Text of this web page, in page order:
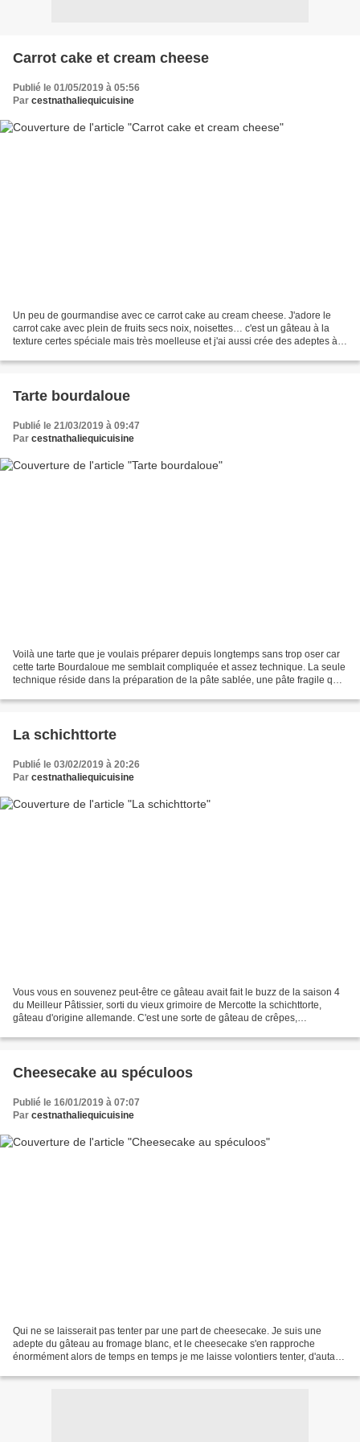
Carrot cake et cream cheese
Publié le 01/05/2019 à 05:56
Par cestnathaliequicuisine
Un peu de gourmandise avec ce carrot cake au cream cheese. J'adore le
carrot cake avec plein de fruits secs noix, noisettes… c'est un gâteau à la
texture certes spéciale mais très moelleuse et j'ai aussi crée des adeptes à
Tarte bourdaloue
Publié le 21/03/2019 à 09:47
Par cestnathaliequicuisine
Voilà une tarte que je voulais préparer depuis longtemps sans trop oser car
cette tarte Bourdaloue me semblait compliquée et assez technique. La seule
technique réside dans la préparation de la pâte sablée, une pâte fragile qui
La schichttorte
Publié le 03/02/2019 à 20:26
Par cestnathaliequicuisine
Vous vous en souvenez peut-être ce gâteau avait fait le buzz de la saison 4
du Meilleur Pâtissier, sorti du vieux grimoire de Mercotte la schichttorte,
gâteau d'origine allemande. C'est une sorte de gâteau de crêpes,
Cheesecake au spéculoos
Publié le 16/01/2019 à 07:07
Par cestnathaliequicuisine
Qui ne se laisserait pas tenter par une part de cheesecake. Je suis une
adepte du gâteau au fromage blanc, et le cheesecake s'en rapproche
énormément alors de temps en temps je me laisse volontiers tenter, d'autant